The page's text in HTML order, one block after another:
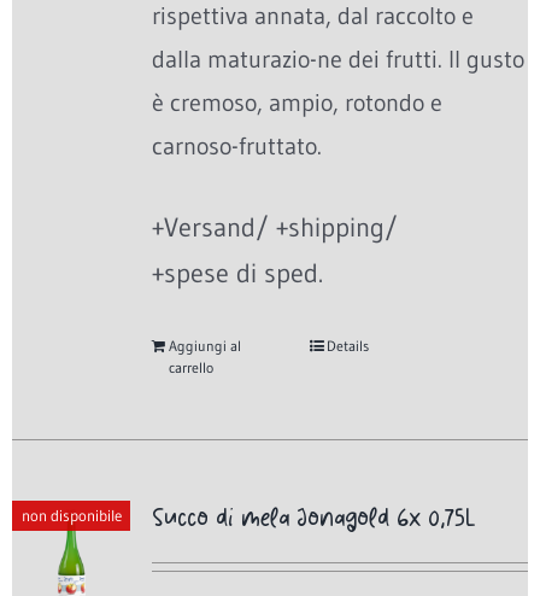
rispettiva annata, dal raccolto e
dalla maturazio-ne dei frutti. Il gusto
è cremoso, ampio, rotondo e
carnoso-fruttato.
+Versand/ +shipping/
+spese di sped.
Aggiungi al
carrello
Details
non disponibile Succo di mela Jonagold 6x 0,75L